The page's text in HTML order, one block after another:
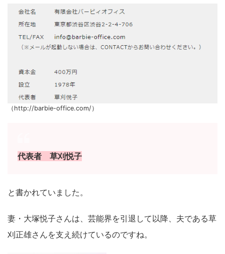
（http://barbie-office.com/）
代表者 草刈悦子
と書かれていました。
妻・大塚悦子さんは、芸能界を引退して以降、夫である草
刈正雄さんを支え続けているのですね。